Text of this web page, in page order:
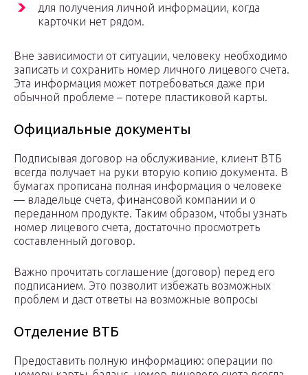
для получения личной информации, когда
карточки нет рядом.
Вне зависимости от ситуации, человеку необходимо
записать и сохранить номер личного лицевого счета.
Эта информация может потребоваться даже при
обычной проблеме – потере пластиковой карты.
Официальные документы
Подписывая договор на обслуживание, клиент ВТБ
всегда получает на руки вторую копию документа. В
бумагах прописана полная информация о человеке
— владельце счета, финансовой компании и о
переданном продукте. Таким образом, чтобы узнать
номер лицевого счета, достаточно просмотреть
составленный договор.
Важно прочитать соглашение (договор) перед его
подписанием. Это позволит избежать возможных
проблем и даст ответы на возможные вопросы
Отделение ВТБ
Предоставить полную информацию: операции по